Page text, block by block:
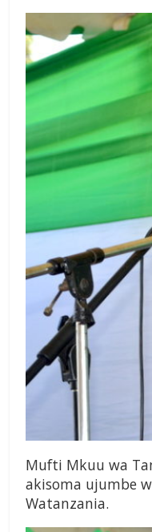
Mufti Mkuu wa
akisoma ujumbe
Watanzania.